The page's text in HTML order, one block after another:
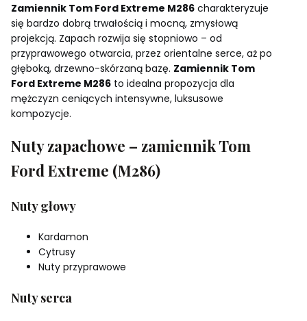
Zamiennik Tom Ford Extreme M286 charakteryzuje
się bardzo dobrą trwałością i mocną, zmysłową
projekcją. Zapach rozwija się stopniowo – od
przyprawowego otwarcia, przez orientalne serce, aż po
głęboką, drzewno-skórzaną bazę. Zamiennik Tom
Ford Extreme M286 to idealna propozycja dla
mężczyzn ceniących intensywne, luksusowe
kompozycje.
Nuty zapachowe – zamiennik Tom
Ford Extreme (M286)
Nuty głowy
Kardamon
Cytrusy
Nuty przyprawowe
Nuty serca